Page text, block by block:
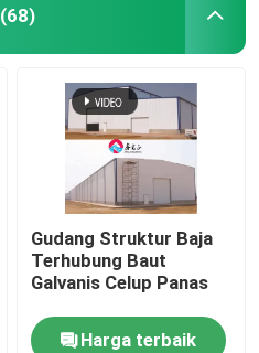
(68)
Gudang Struktur Baja
Terhubung Baut
Galvanis Celup Panas
Harga terbaik